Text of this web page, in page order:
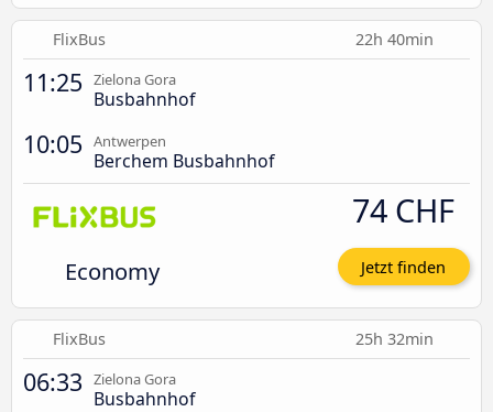
FlixBus 22h 40min
11:25 Zielona Gora
Busbahnhof
10:05 Antwerpen
Berchem Busbahnhof
Economy
74 CHF
Jetzt finden
FlixBus 25h 32min
06:33 Zielona Gora
Busbahnhof